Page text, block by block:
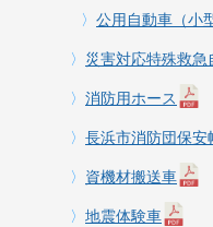
〉 公用自動車（小
〉 災害対応特殊救
〉 消防用ホース
〉 長浜市消防団保安
〉 資機材搬送車
〉 地震体験車